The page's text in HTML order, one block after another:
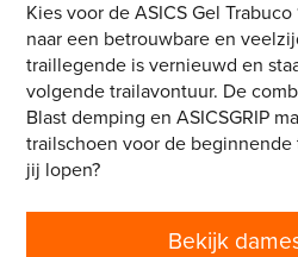
Kies voor de ASICS Gel
naar een betrouwbare en
traillegende is vernieuwd en
volgende trailavontuur. De
Blast demping en ASICSGRIP
trailschoen voor de beginnende
jij lopen?
Bekijk